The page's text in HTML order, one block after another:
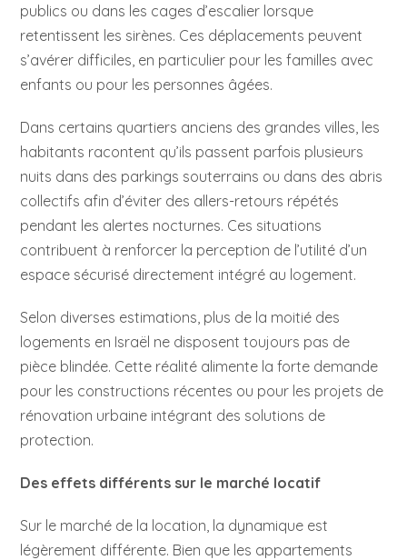
publics ou dans les cages d’escalier lorsque
retentissent les sirènes. Ces déplacements peuvent
s’avérer difficiles, en particulier pour les familles avec
enfants ou pour les personnes âgées.
Dans certains quartiers anciens des grandes villes, les
habitants racontent qu’ils passent parfois plusieurs
nuits dans des parkings souterrains ou dans des abris
collectifs afin d’éviter des allers-retours répétés
pendant les alertes nocturnes. Ces situations
contribuent à renforcer la perception de l’utilité d’un
espace sécurisé directement intégré au logement.
Selon diverses estimations, plus de la moitié des
logements en Israël ne disposent toujours pas de
pièce blindée. Cette réalité alimente la forte demande
pour les constructions récentes ou pour les projets de
rénovation urbaine intégrant des solutions de
protection.
Des effets différents sur le marché locatif
Sur le marché de la location, la dynamique est
légèrement différente. Bien que les appartements